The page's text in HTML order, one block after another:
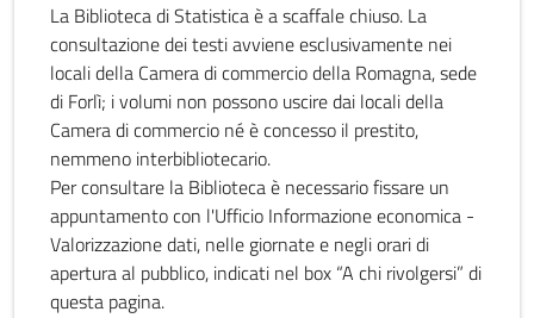
La Biblioteca di Statistica è a scaffale chiuso. La
consultazione dei testi avviene esclusivamente nei
locali della Camera di commercio della Romagna, sede
di Forlì; i volumi non possono uscire dai locali della
Camera di commercio né è concesso il prestito,
nemmeno interbibliotecario.
Per consultare la Biblioteca è necessario fissare un
appuntamento con l'Ufficio Informazione economica -
Valorizzazione dati, nelle giornate e negli orari di
apertura al pubblico, indicati nel box “A chi rivolgersi” di
questa pagina.